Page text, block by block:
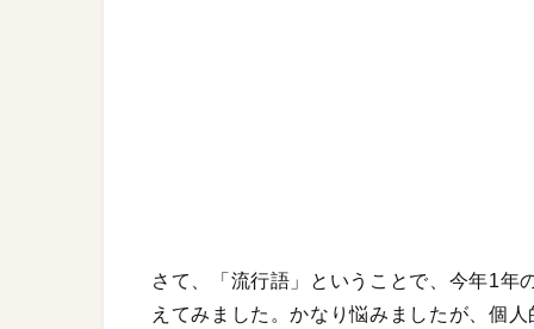
さて、「流行語」ということで、今年1
えてみました。かなり悩みましたが、個